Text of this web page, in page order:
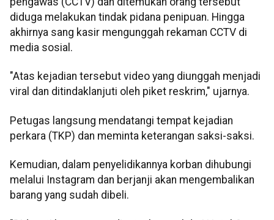
diduga melakukan tindak pidana penipuan. Hingga
akhirnya sang kasir mengunggah rekaman CCTV di
media sosial.
"Atas kejadian tersebut video yang diunggah menjadi
viral dan ditindaklanjuti oleh piket reskrim," ujarnya.
Petugas langsung mendatangi tempat kejadian
perkara (TKP) dan meminta keterangan saksi-saksi.
Kemudian, dalam penyelidikannya korban dihubungi
melalui Instagram dan berjanji akan mengembalikan
barang yang sudah dibeli.